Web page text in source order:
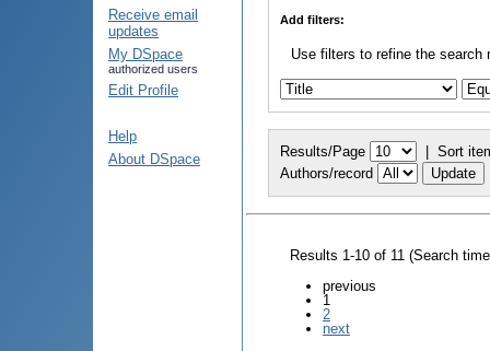
Receive email
updates
My DSpace
authorized users
Edit Profile
Help
About DSpace
Add filters:
Use filters to refine the search
Results/Page | Sort
Authors/record
Results 1-10 of 11 (Search
previous
1
2
next